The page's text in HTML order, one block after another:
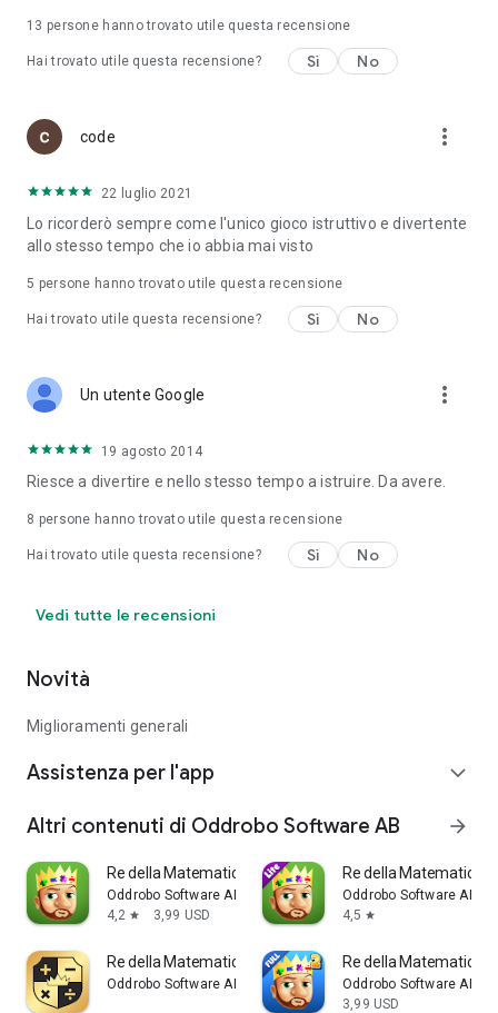
13 persone hanno trovato utile questa recensione
Hai trovato utile questa recensione? Sì No
code more_vert
22 luglio 2021
Lo ricorderò sempre come l'unico gioco istruttivo e divertente
allo stesso tempo che io abbia mai visto
5 persone hanno trovato utile questa recensione
Hai trovato utile questa recensione? Sì No
Un utente Google more_vert
19 agosto 2014
Riesce a divertire e nello stesso tempo a istruire. Da avere.
8 persone hanno trovato utile questa recensione
Hai trovato utile questa recensione? Sì No
Vedi tutte le recensioni
Novità
Miglioramenti generali
Assistenza per l'app expand_more
Altri contenuti di Oddrobo Software AB arrow_forward
Re della Matematica Jr
Oddrobo Software AB
4,2 star 3,99 USD
Re della Matematica
Oddrobo Software AB
4,5 star
Re della Matematica+
Oddrobo Software AB
Re della Matematica
Oddrobo Software AB
3,99 USD